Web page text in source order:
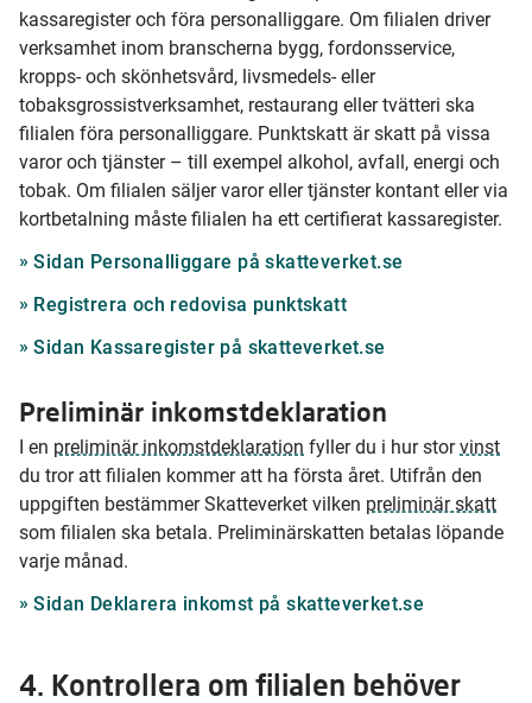
kassaregister och föra personalliggare. Om filialen driver
verksamhet inom branscherna bygg, fordonsservice,
kropps- och skönhetsvård, livsmedels- eller
tobaksgrossistverksamhet, restaurang eller tvätteri ska
filialen föra personalliggare. Punktskatt är skatt på vissa
varor och tjänster – till exempel alkohol, avfall, energi och
tobak. Om filialen säljer varor eller tjänster kontant eller via
kortbetalning måste filialen ha ett certifierat kassaregister.
Sidan Personalliggare på skatteverket.se
Registrera och redovisa punktskatt
Sidan Kassaregister på skatteverket.se
Preliminär inkomstdeklaration
I en preliminär inkomstdeklaration fyller du i hur storvinst
du tror att filialen kommer att ha första året. Utifrån den
uppgiften bestämmer Skatteverket vilken preliminär skatt
som filialen ska betala. Preliminärskatten betalas löpande
varje månad.
Sidan Deklarera inkomst på skatteverket.se
4. Kontrollera om filialen behöver